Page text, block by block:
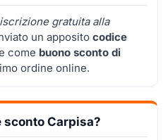
iscrizione gratuita alla
un apposito codice
come buono sconto di
ordine online.
sconto Carpisa?